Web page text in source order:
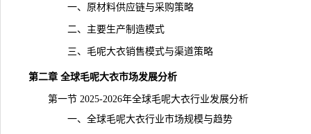
一、原材料供应链与采购策略
二、主要生产制造模式
三、毛呢大衣销售模式与渠道策略
第二章 全球毛呢大衣市场发展分析
第一节 2025-2026年全球毛呢大衣行业发展分析
一、全球毛呢大衣行业市场规模与趋势